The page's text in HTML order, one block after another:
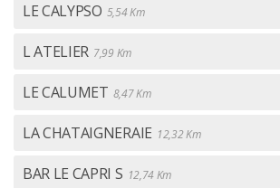
LE CALYPSO 5,54 Km
L ATELIER 7,99 Km
LE CALUMET 8,47 Km
LA CHATAIGNERAIE 12,32 Km
BAR LE CAPRI S 12,74 Km